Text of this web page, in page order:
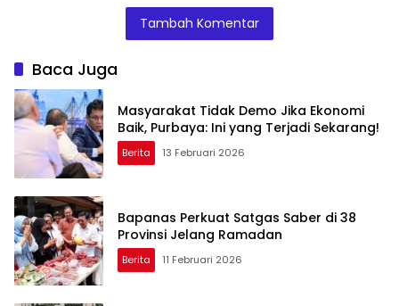
Doris Sylvanus
Janjikan
Investigasi
Cukai
Tambah Komentar
Baca Juga
Masyarakat Tidak Demo Jika Ekonomi
Baik, Purbaya: Ini yang Terjadi Sekarang!
Berita 13 Februari 2026
Bapanas Perkuat Satgas Saber di 38
Provinsi Jelang Ramadan
Berita 11 Februari 2026